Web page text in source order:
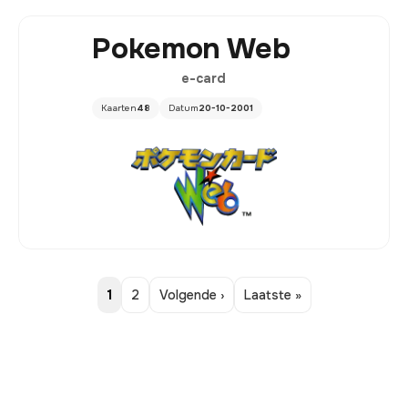
Pokemon Web
e-card
Kaarten48 Datum20-10-2001
1 2 Volgende › Laatste »